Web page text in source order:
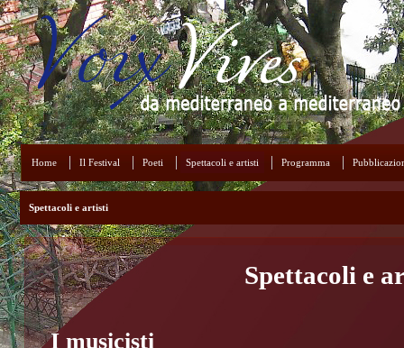
Home Il Festival Poeti Spettacoli e artisti Programma
Spettacoli e artisti
Spettacoli e
I musicisti